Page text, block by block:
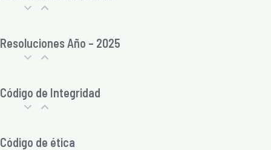
Resoluciones Año – 2025
Código de Integridad
Código de ética